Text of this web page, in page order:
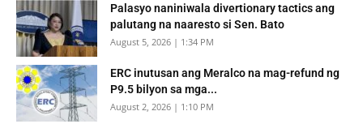
Palasyo naniniwala divertionary tactics ang
palutang na naaresto si Sen. Bato
August 5, 2026 | 1:34 PM
ERC inutusan ang Meralco na mag-refund ng
P9.5 bilyon sa mga...
August 2, 2026 | 1:10 PM